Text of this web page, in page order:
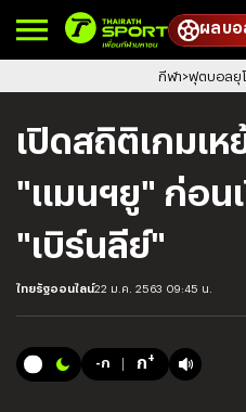
ผลบ
กีฬา ฟุตบอลยุ
เปิดสถิติเกมเ
"แมนฯยู" ก่อน
"เบิร์นลีย์"
ไทยรัฐออนไลน์22 ม.ค. 2563 09:45 น.
-ก ก+